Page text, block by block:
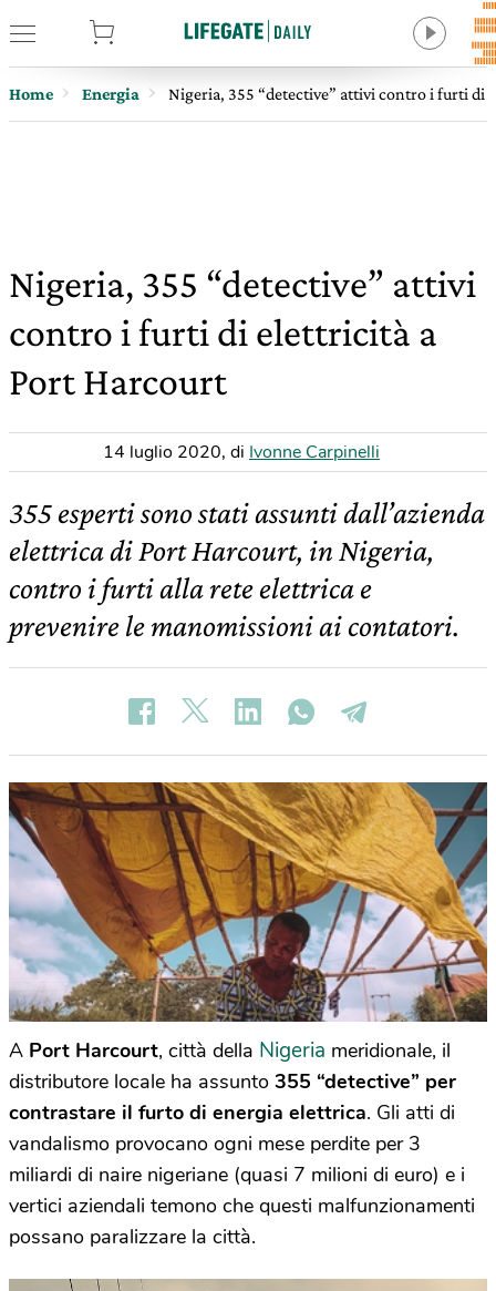
Home Energia Nigeria, 355 “detective” attivi contro i furti di
Nigeria, 355 “detective” attivi
contro i furti di elettricità a
Port Harcourt
14 luglio 2020, di Ivonne Carpinelli
355 esperti sono stati assunti dall’azienda
elettrica di Port Harcourt, in Nigeria,
contro i furti alla rete elettrica e
prevenire le manomissioni ai contatori.
A Port Harcourt, città della Nigeria meridionale, il
distributore locale ha assunto 355 “detective” per
contrastare il furto di energia elettrica. Gli atti di
vandalismo provocano ogni mese perdite per 3
miliardi di naire nigeriane (quasi 7 milioni di euro) e i
vertici aziendali temono che questi malfunzionamenti
possano paralizzare la città.